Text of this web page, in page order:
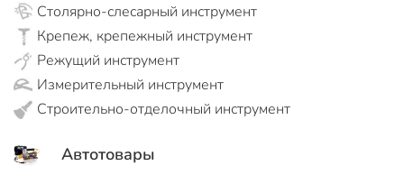
Столярно-слесарный инструмент
Крепеж, крепежный инструмент
Режущий инструмент
Измерительный инструмент
Строительно-отделочный инструмент
Автотовары